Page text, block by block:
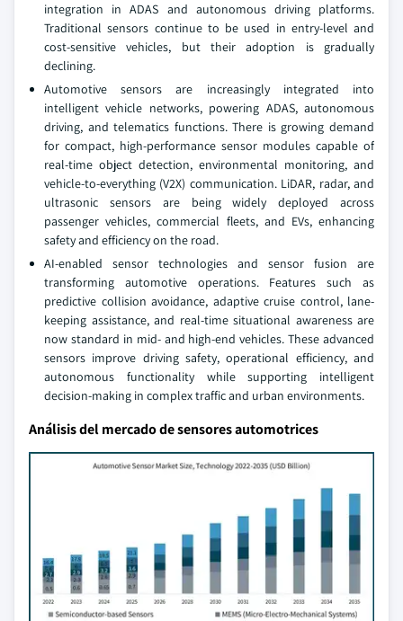
integration in ADAS and autonomous driving platforms.
Traditional sensors continue to be used in entry-level and
cost-sensitive vehicles, but their adoption is gradually
declining.
Automotive sensors are increasingly integrated into
intelligent vehicle networks, powering ADAS, autonomous
driving, and telematics functions. There is growing demand
for compact, high-performance sensor modules capable of
real-time object detection, environmental monitoring, and
vehicle-to-everything (V2X) communication. LiDAR, radar, and
ultrasonic sensors are being widely deployed across
passenger vehicles, commercial fleets, and EVs, enhancing
safety and efficiency on the road.
AI-enabled sensor technologies and sensor fusion are
transforming automotive operations. Features such as
predictive collision avoidance, adaptive cruise control, lane-
keeping assistance, and real-time situational awareness are
now standard in mid- and high-end vehicles. These advanced
sensors improve driving safety, operational efficiency, and
autonomous functionality while supporting intelligent
decision-making in complex traffic and urban environments.
Análisis del mercado de sensores automotrices